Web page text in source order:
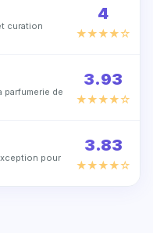
curation
4
★★★★☆
parfumerie de
3.93
★★★★☆
pour
3.83
★★★★☆